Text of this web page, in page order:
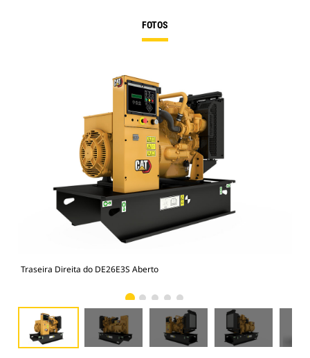
FOTOS
Traseira Direita do DE26E3S Aberto